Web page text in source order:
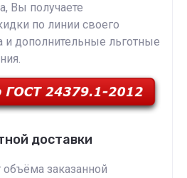
Вы получаете
по линии своего
дополнительные льготные
доставки
заказанной